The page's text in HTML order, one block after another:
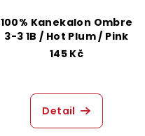
100% Kanekalon Ombre
3-3 1B / Hot Plum / Pink
145 Kč
Detail